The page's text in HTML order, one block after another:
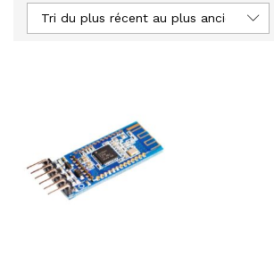
Tri du plus récent au plus ancien